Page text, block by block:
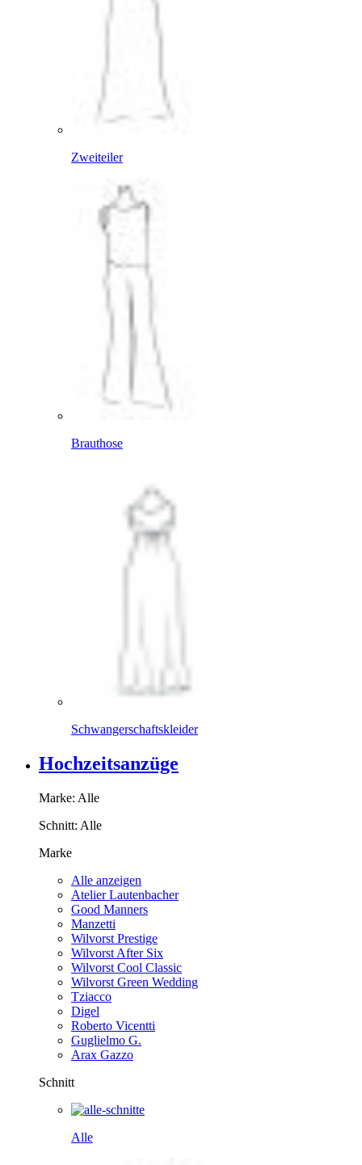
Zweiteiler
Brauthose
Schwangerschaftskleider
Hochzeitsanzüge
Marke: Alle
Schnitt: Alle
Marke
Alle anzeigen
Atelier Lautenbacher
Good Manners
Manzetti
Wilvorst Prestige
Wilvorst After Six
Wilvorst Cool Classic
Wilvorst Green Wedding
Tziacco
Digel
Roberto Vicentti
Guglielmo G.
Arax Gazzo
Schnitt
Alle